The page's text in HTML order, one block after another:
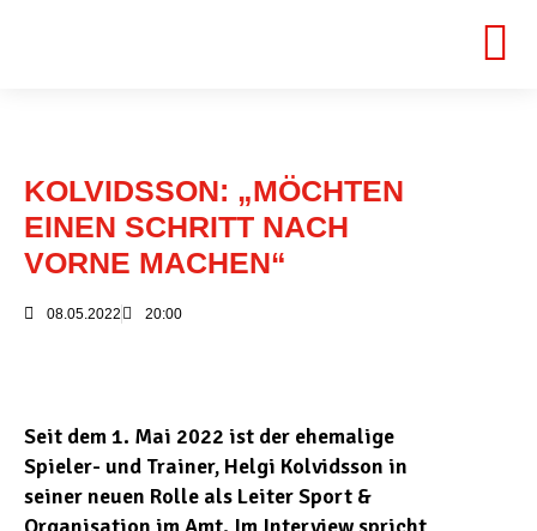
KOLVIDSSON: „MÖCHTEN
EINEN SCHRITT NACH
VORNE MACHEN“
08.05.2022 20:00
Seit dem 1. Mai 2022 ist der ehemalige
Spieler- und Trainer, Helgi Kolvidsson in
seiner neuen Rolle als Leiter Sport &